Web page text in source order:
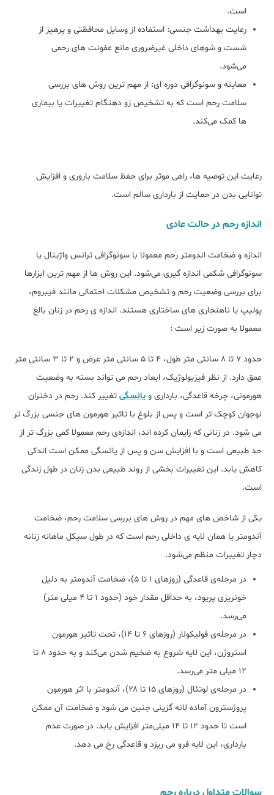
است.
رعایت بهداشت جنسی: استفاده از وسایل محافظتی و پرهیز از
شست ‌و شوهای داخلی غیرضروری مانع عفونت ‌های رحمی
می‌شود.
معاینه و سونوگرافی دوره‌ ای: از مهم‌ ترین روش ‌های بررسی
سلامت رحم است که به تشخیص زو دهنگام تغییرات یا بیماری
‌ها کمک می‌کند.
رعایت این توصیه‌ ها، راهی موثر برای حفظ سلامت باروری و افزایش
توانایی بدن در حمایت از بارداری سالم است.
اندازه رحم در حالت عادی
اندازه و ضخامت اندومتر رحم معمولا با سونوگرافی ترانس واژینال یا
سونوگرافی شکمی اندازه ‌گیری می‌شود. این روش‌ ها از مهم ‌ترین ابزارها
برای بررسی وضعیت رحم و تشخیص مشکلات احتمالی مانند فیبروم،
پولیپ یا ناهنجاری ‌های ساختاری هستند. اندازه‌ ی رحم در زنان بالغ
معمولا به صورت زیر است :
حدود ۷ تا ۸ سانتی ‌متر طول، ۴ تا ۵ سانتی ‌متر عرض و ۲ تا ۳ سانتی ‌متر
عمق دارد. از نظر فیزیولوژیک، ابعاد رحم می ‌تواند بسته به وضعیت
هورمونی، چرخه قاعدگی، بارداری و یائسگی تغییر کند. رحم در دختران
نوجوان کوچک تر است و پس از بلوغ با تاثیر هورمون ‌های جنسی بزرگ تر
می شود. در زنانی که زایمان کرده ‌اند، اندازه‌ی رحم معمولا کمی بزرگ‌ تر از
حد طبیعی است و با افزایش سن و پس از یائسگی ممکن است اندکی
کاهش یابد. این تغییرات بخشی از روند طبیعی بدن زنان در طول زندگی
است.
یکی از شاخص‌ های مهم در روش‌ های بررسی سلامت رحم، ضخامت
آندومتر یا همان لایه ‌ی داخلی رحم است که در طول سیکل ماهانه زنانه
دچار تغییرات منظم می‌شود.
در مرحله‌ی قاعدگی (روزهای ۱ تا ۵)، ضخامت آندومتر به دلیل
خونریزی پریود، به حداقل مقدار خود (حدود ۱ تا ۴ میلی ‌متر)
می‌رسد.
در مرحله‌ی فولیکولار (روزهای ۶ تا ۱۴)، تحت تاثیر هورمون
استروژن، این لایه شروع به ضخیم شدن می‌کند و به حدود ۸ تا
۱۲ میلی ‌متر می‌رسد.
در مرحله‌ی لوتئال (روزهای ۱۵ تا ۲۸)، آندومتر با اثر هورمون
پروژسترون آماده‌ لانه ‌گزینی جنین می‌ شود و ضخامت آن ممکن
است تا حدود ۱۲ تا ۱۴ میلی‌متر افزایش یابد. در صورت عدم
بارداری، این لایه فرو می‌ ریزد و قاعدگی رخ می دهد.